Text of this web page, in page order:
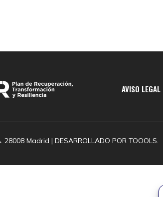
AVISO LEGAL
28008 Madrid | DESARROLLADO POR TOOOLS.